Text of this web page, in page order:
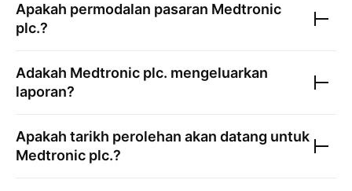
Apakah permodalan pasaran Medtronic
plc.?
Adakah Medtronic plc. mengeluarkan
laporan?
Apakah tarikh perolehan akan datang untuk
Medtronic plc.?